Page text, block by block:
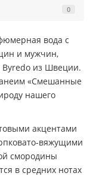
0
вода с
и мужчин,
Byredo из Швеции.
«Смешанные
нашего
акцентами
вяжущими
смородины
в средних нотах